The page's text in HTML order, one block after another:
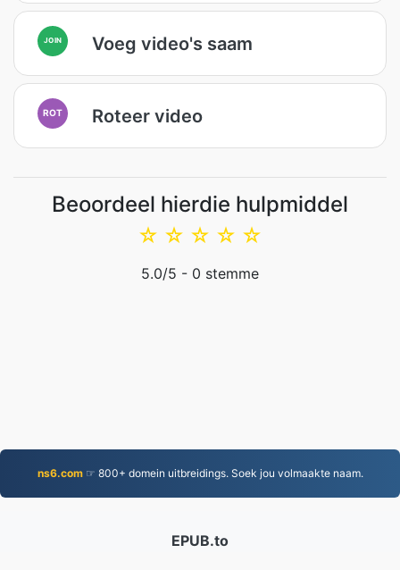
JOIN Voeg video's saam
ROT Roteer video
Beoordeel hierdie hulpmiddel
☆
☆
☆
☆
☆
5.0/5 - 0 stemme
ns6.com☞ 800+ domein uitbreidings. Soek jou volmaakte naam.
EPUB.to